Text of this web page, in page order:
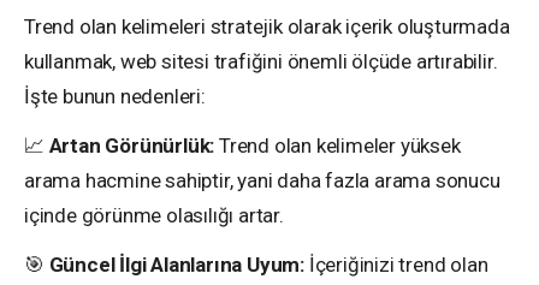
Trend olan kelimeleri stratejik olarak içerik oluşturmada
kullanmak, web sitesi trafiğini önemli ölçüde artırabilir.
İşte bunun nedenleri:
📈 Artan Görünürlük: Trend olan kelimeler yüksek
arama hacmine sahiptir, yani daha fazla arama sonucu
içinde görünme olasılığı artar.
🎯 Güncel İlgi Alanlarına Uyum: İçeriğinizi trend olan